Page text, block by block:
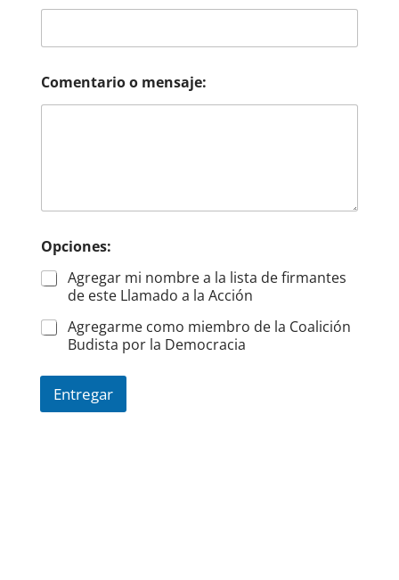
Comentario o mensaje:
Opciones:
Agregar mi nombre a la lista de firmantes
de este Llamado a la Acción
Agregarme como miembro de la Coalición
Budista por la Democracia
Entregar